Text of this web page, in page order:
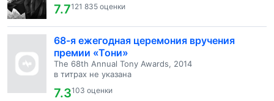
7.7121 835 оценки
68-я ежегодная церемония вручения
премии «Тони»
The 68th Annual Tony Awards, 2014
в титрах не указана
7.3103 оценки